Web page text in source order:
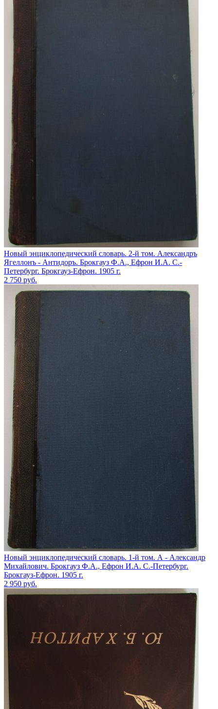
Новый энциклопедический словарь. 2-й том. Александръ
Ягеллонъ - Антидоръ. Брокгауз Ф.А., Ефрон И.А. С.-
Петербург. Брокгауз-Ефрон. 1905 г.
2 750 руб.
Новый энциклопедический словарь. 1-й том. А - Александр
Михайлович. Брокгауз Ф.А., Ефрон И.А. С.-Петербург.
Брокгауз-Ефрон. 1905 г.
2 950 руб.